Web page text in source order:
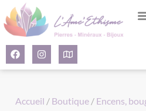
Accueil / Boutique / Encens,
Panneau de gestion des cookies